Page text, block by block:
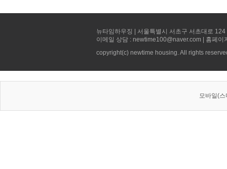
뉴타임하우징 | 서울특별시 서초구 서초대로
이메일 상담 : newtime100@naver.com | 홈페
copyright(c) newtime housing. All rights
모바일(